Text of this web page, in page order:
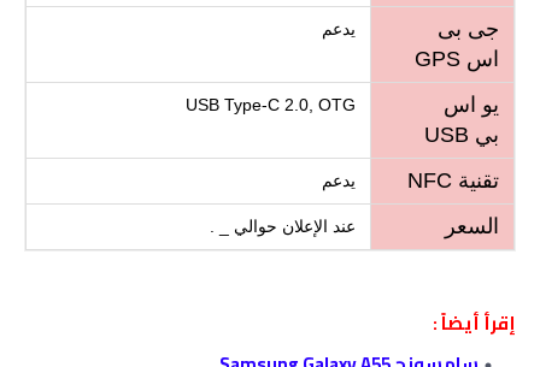
جى بى
اس GPS
يدعم
يو اس
بي USB
USB Type-C 2.0, OTG
تقنية NFC يدعم
السعر عند الإعلان حوالي _ .
إقرأ أيضاً :